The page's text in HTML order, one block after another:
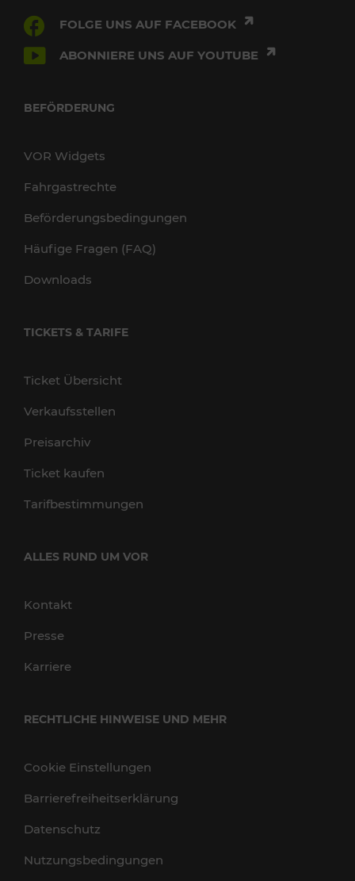
FOLGE UNS AUF FACEBOOK
ABONNIERE UNS AUF YOUTUBE
BEFÖRDERUNG
VOR Widgets
Fahrgastrechte
Beförderungsbedingungen
Häufige Fragen (FAQ)
Downloads
TICKETS & TARIFE
Ticket Übersicht
Verkaufsstellen
Preisarchiv
Ticket kaufen
Tarifbestimmungen
ALLES RUND UM VOR
Kontakt
Presse
Karriere
RECHTLICHE HINWEISE UND MEHR
Cookie Einstellungen
Barrierefreiheitserklärung
Datenschutz
Nutzungsbedingungen